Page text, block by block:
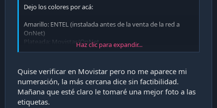
Dejo los colores por acá:
Amarillo: ENTEL (instalada antes de la venta de la red a
OnNet)
Plateada: Movistar/OnNet
Blanco y negro:VTR (HFC)
Rojo y azul: GTD
Morado: Wom
Hay otros colores más, pero, los de arriba son los que más
se ven en los postes
Haz clic para expandir...
Quise verificar en Movistar pero no me aparece mi
numeración, la más cercana dice sin factibilidad.
Mañana que esté claro le tomaré una mejor foto a las
etiquetas.